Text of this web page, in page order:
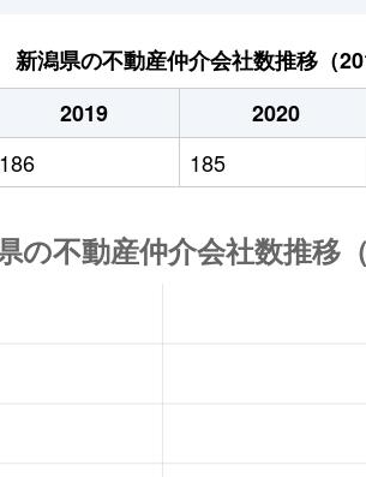
新潟県の不動産仲介会社数推移（
2019 2020
186 185